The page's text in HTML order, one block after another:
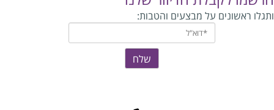
ותגלו ראשונים על מבצעים והטבות: